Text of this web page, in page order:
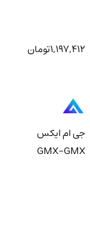
1,197,412تومان
جی ام ایکس
GMX-GMX